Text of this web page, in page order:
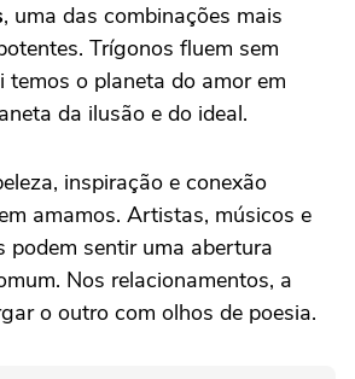
, uma das combinações mais
Trígonos fluem sem
temos o planeta do amor em
da ilusão e do ideal.
inspiração e conexão
amamos. Artistas, músicos e
podem sentir uma abertura
Nos relacionamentos, a
o outro com olhos de poesia.